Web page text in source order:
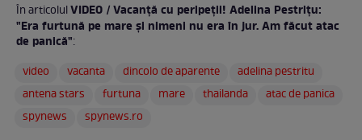
În articolulVIDEO / Vacanţă cu peripeţii! Adelina Pestriţu:
"Era furtună pe mare şi nimeni nu era în jur. Am făcut atac
de panică":
video
vacanta dincolo de aparente
adelina pestritu
antena stars
furtuna mare thailanda
atac de panica
spynews
spynews.ro